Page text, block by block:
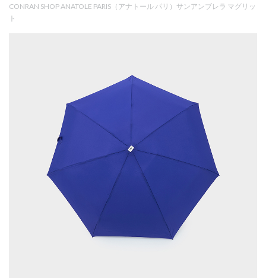
CONRAN SHOP ANATOLE PARIS（アナトール パリ）サンアンブレラ マグリッ
ト